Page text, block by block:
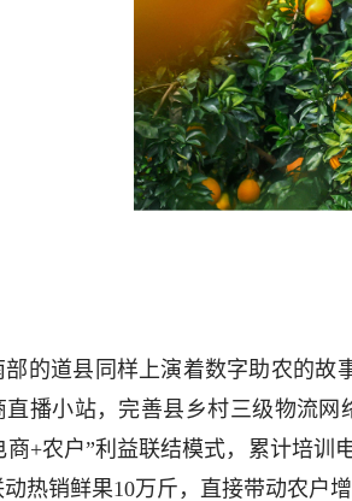
道县同样上演着数字助农的故
直播小站，完善县乡村三级物流网
商+农户”利益联结模式，累计培训
热销鲜果10万斤，直接带动农户